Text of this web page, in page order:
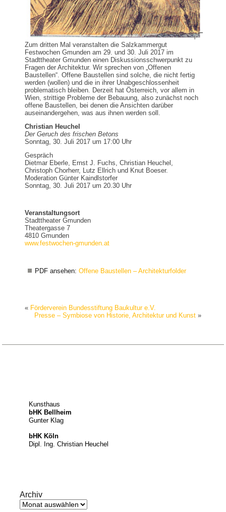
Zum dritten Mal veranstalten die Salzkammergut
Festwochen Gmunden am 29. und 30. Juli 2017 im
Stadttheater Gmunden einen Diskussionsschwerpunkt zu
Fragen der Architektur. Wir sprechen von „Offenen
Baustellen“. Offene Baustellen sind solche, die nicht fertig
werden (wollen) und die in ihrer Unabgeschlossenheit
problematisch bleiben. Derzeit hat Österreich, vor allem in
Wien, strittige Probleme der Bebauung, also zunächst noch
offene Baustellen, bei denen die Ansichten darüber
auseinandergehen, was aus ihnen werden soll.
Christian Heuchel
Der Geruch des frischen Betons
Sonntag, 30. Juli 2017 um 17:00 Uhr
Gespräch
Dietmar Eberle, Ernst J. Fuchs, Christian Heuchel,
Christoph Chorherr, Lutz Ellrich und Knut Boeser.
Moderation Günter Kaindlstorfer
Sonntag, 30. Juli 2017 um 20.30 Uhr
Veranstaltungsort
Stadttheater Gmunden
Theatergasse 7
4810 Gmunden
www.festwochen-gmunden.at
PDF ansehen:Offene Baustellen – Architekturfolder
« Förderverein Bundesstiftung Baukultur e.V.
Presse – Symbiose von Historie, Architektur und Kunst»
Kunsthaus
bHK Bellheim
Gunter Klag
bHK Köln
Dipl. Ing. Christian Heuchel
Archiv
Archiv